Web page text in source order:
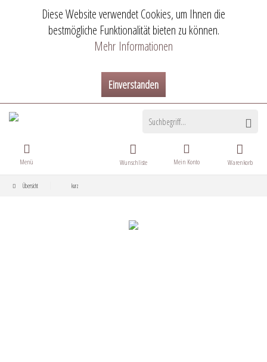
Diese Website verwendet Cookies, um Ihnen die
bestmögliche Funktionalität bieten zu können.
Mehr Informationen
Einverstanden
Warenkorb
Wunschliste Mein Konto
Menü
Übersicht kurz